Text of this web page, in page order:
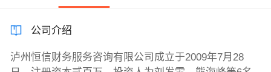
公司介绍
泸州恒信财务服务咨询有限公司成立于2009年7月28